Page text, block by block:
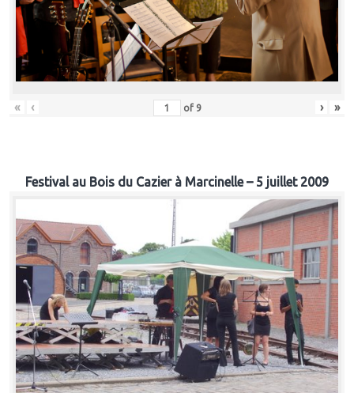
« ‹ of 9 › »
Festival au Bois du Cazier à Marcinelle – 5 juillet 2009